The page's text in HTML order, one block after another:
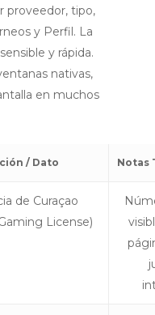
proveedor, tipo,
y Perfil. La
y rápida.
nativas,
en muchos
/ Dato Notas
de Curaçao
License)